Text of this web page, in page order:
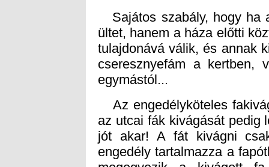
Sajátos szabály, hogy ha
ültet, hanem a háza előtti
tulajdonává válik, és annak
cseresznyefám a
egymástól...
Az engedélyköteles
az utcai fák kivágását
jót akar! A fát kivágni
engedély tartalmazza a
megegyezik a kivágott
díszfában számolva (20
díszfával pótolható). Egy-